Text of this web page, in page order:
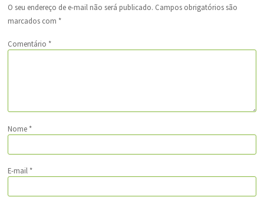
O seu endereço de e-mail não será publicado. Campos obrigatórios são
marcados com *
Comentário *
Nome *
E-mail *